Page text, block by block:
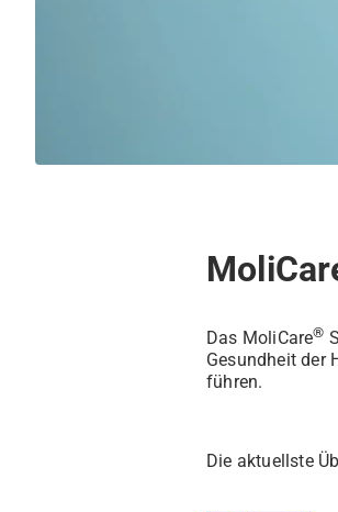
Das MoliCare®
Gesundheit der
führen.
Die aktuellste